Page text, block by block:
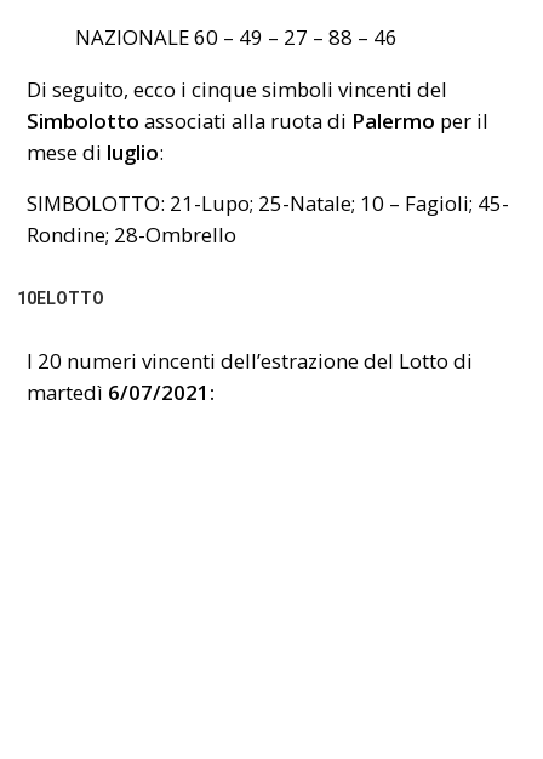
NAZIONALE 60 – 49 – 27 – 88 – 46
Di seguito, ecco i cinque simboli vincenti del
Simbolotto associati alla ruota di Palermo per il
mese di luglio:
SIMBOLOTTO: 21-Lupo; 25-Natale; 10 – Fagioli; 45-
Rondine; 28-Ombrello
10ELOTTO
I 20 numeri vincenti dell’estrazione del Lotto di
martedì 6/07/2021: